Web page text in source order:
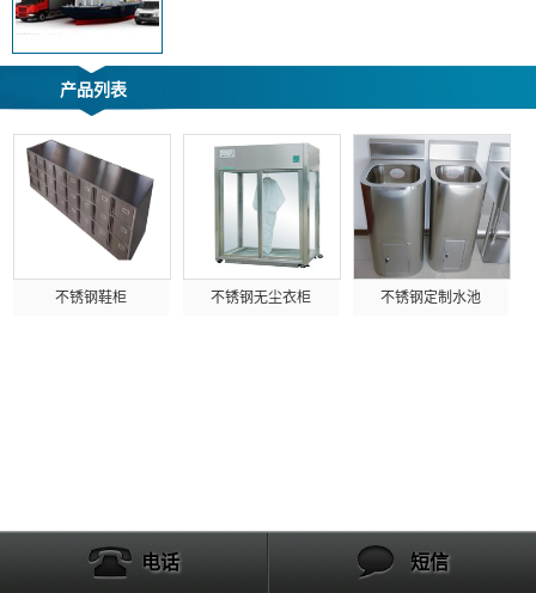
产品列表
不锈钢鞋柜 不锈钢无尘衣柜 不锈钢定制水池
电话 短信